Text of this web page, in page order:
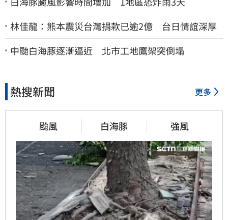
林佳龍：熊本震災台灣捐款已逾2億 台日情誼深厚
中颱白海豚逐漸逼近 北市工地鷹架突倒塌
熱搜新聞 更多
颱風 白海豚 強風